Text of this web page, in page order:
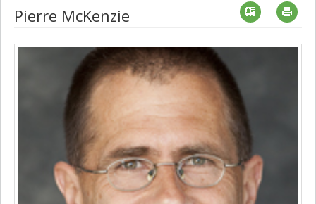
Pierre McKenzie Vcard